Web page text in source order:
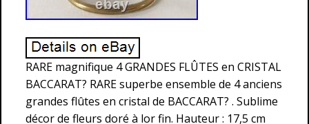
RARE magnifique 4 GRANDES FLÛTES en CRISTAL
BACCARAT? RARE superbe ensemble de 4 anciens
grandes flûtes en cristal de BACCARAT? . Sublime
décor de fleurs doré à lor fin. Hauteur : 17,5 cm